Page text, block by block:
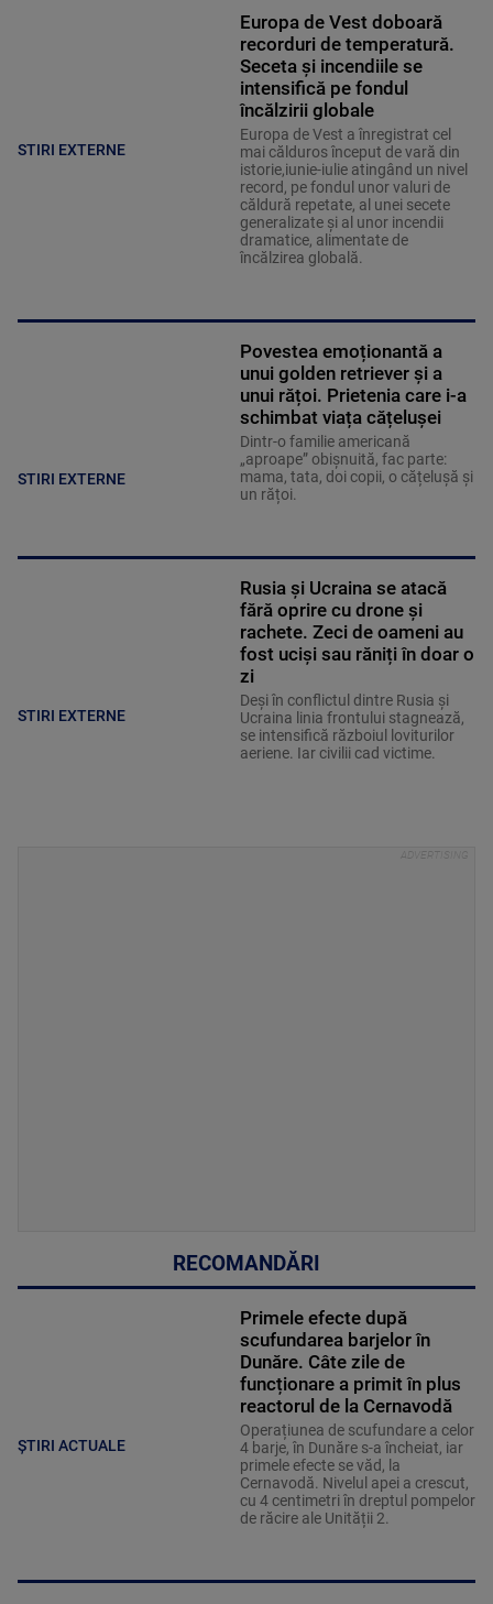
STIRI EXTERNE
Europa de Vest doboară
recorduri de temperatură.
Seceta și incendiile se
intensifică pe fondul
încălzirii globale
Europa de Vest a înregistrat cel
mai călduros început de vară din
istorie,iunie-iulie atingând un nivel
record, pe fondul unor valuri de
căldură repetate, al unei secete
generalizate şi al unor incendii
dramatice, alimentate de
încălzirea globală.
STIRI EXTERNE
Povestea emoționantă a
unui golden retriever și a
unui rățoi. Prietenia care i-a
schimbat viața cățelușei
Dintr-o familie americană
„aproape” obișnuită, fac parte:
mama, tata, doi copii, o cățelușă și
un rățoi.
STIRI EXTERNE
Rusia și Ucraina se atacă
fără oprire cu drone și
rachete. Zeci de oameni au
fost uciși sau răniți în doar o
zi
Deși în conflictul dintre Rusia și
Ucraina linia frontului stagnează,
se intensifică războiul loviturilor
aeriene. Iar civilii cad victime.
RECOMANDĂRI
ȘTIRI ACTUALE
Primele efecte după
scufundarea barjelor în
Dunăre. Câte zile de
funcționare a primit în plus
reactorul de la Cernavodă
Operațiunea de scufundare a celor
4 barje, în Dunăre s-a încheiat, iar
primele efecte se văd, la
Cernavodă. Nivelul apei a crescut,
cu 4 centimetri în dreptul pompelor
de răcire ale Unității 2.